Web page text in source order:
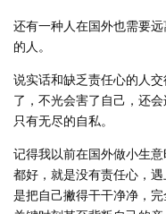
还有一种人在国外也需要
的人。
说实话和缺乏责任心的人
了，不光会害了自己，还
只有无尽的自私。
记得我以前在国外做小生
都好，就是没有责任心，
是把自己撇得干干净净，